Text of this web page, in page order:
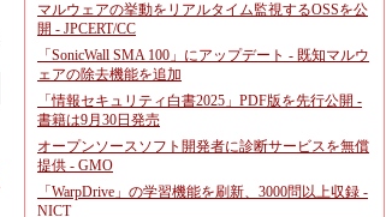
マルウェアの挙動をリアルタイム監視するOSSを公
開 - JPCERT/CC
「SonicWall SMA 100」にアップデート - 既知マルウ
ェアの除去機能を追加
「情報セキュリティ白書2025」PDF版を先行公開 -
書籍は9月30日発売
オープンソースソフト開発者に診断サービスを無償
提供 - GMO
「WarpDrive」の学習機能を刷新、3000問以上収録 -
NICT